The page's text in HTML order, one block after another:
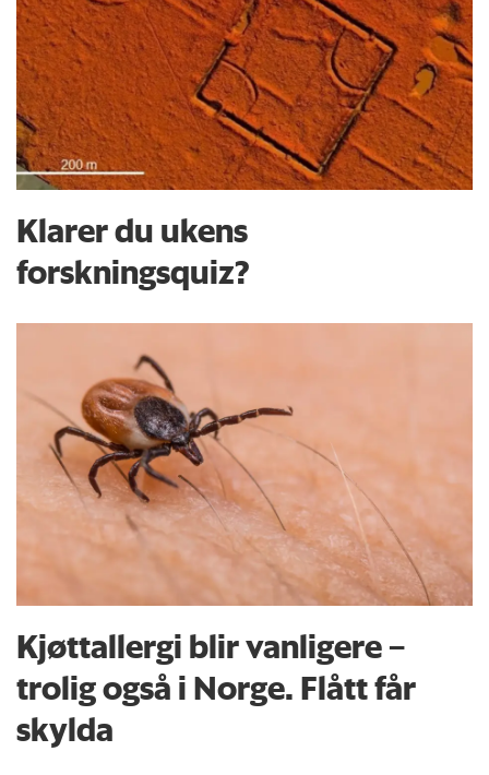
Klarer du ukens
forskningsquiz?
Kjøttallergi blir vanligere –
trolig også i Norge. Flått får
skylda